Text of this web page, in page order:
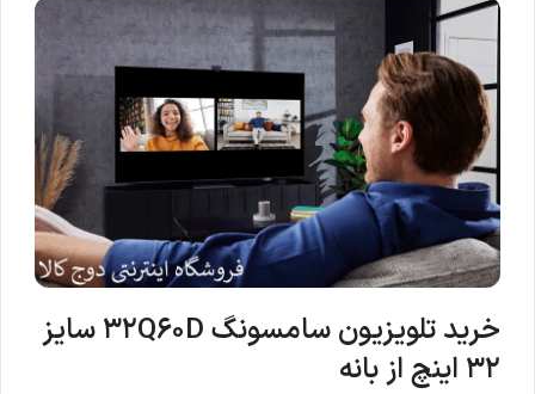
خرید تلویزیون سامسونگ 32Q60D سایز
32 اینچ از بانه